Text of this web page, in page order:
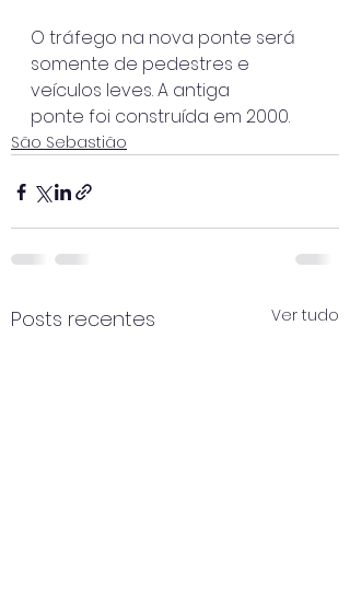
O tráfego na nova ponte será
somente de pedestres e
veículos leves. A antiga
ponte foi construída em 2000.
São Sebastião
Posts recentes Ver tudo